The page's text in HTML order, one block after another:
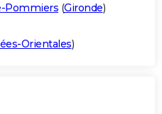
Pommiers (Gironde)
Orientales)